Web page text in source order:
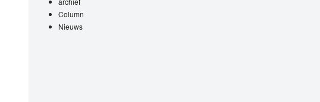
Column
Nieuws